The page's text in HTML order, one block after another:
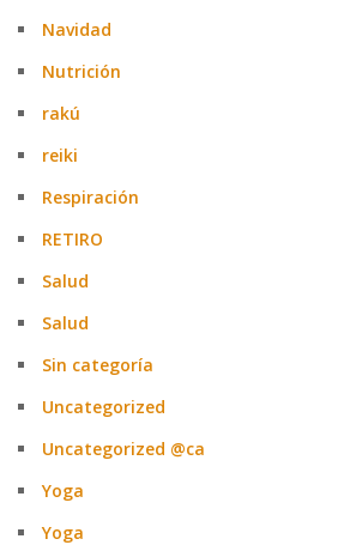
Navidad
Nutrición
rakú
reiki
Respiración
RETIRO
Salud
Salud
Sin categoría
Uncategorized
Uncategorized @ca
Yoga
Yoga